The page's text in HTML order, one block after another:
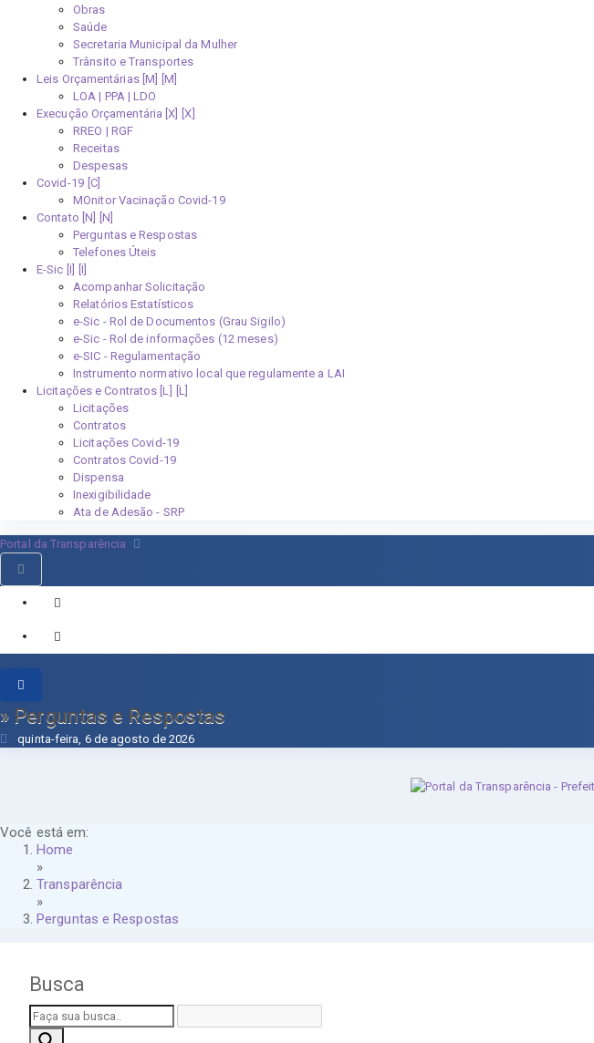
Obras
Saúde
Secretaria Municipal da Mulher
Trânsito e Transportes
Leis Orçamentárias [M]
LOA | PPA | LDO
Execução Orçamentária [X]
RREO | RGF
Receitas
Despesas
Covid-19
MOnitor Vacinação Covid-19
Contato [N]
Perguntas e Respostas
Telefones Úteis
E-Sic [I]
Acompanhar Solicitação
Relatórios Estatísticos
e-Sic - Rol de Documentos (Grau Sigilo)
e-Sic - Rol de informações (12 meses)
e-SIC - Regulamentação
Instrumento normativo local que regulamente a LAI
Licitações e Contratos [L]
Licitações
Contratos
Licitações Covid-19
Contratos Covid-19
Dispensa
Inexigibilidade
Ata de Adesão - SRP
Portal da Transparência
» Perguntas e Respostas
quinta-feira, 6 de agosto de 2026
Você está em:
Home
»
Transparência
»
Perguntas e Respostas
Busca